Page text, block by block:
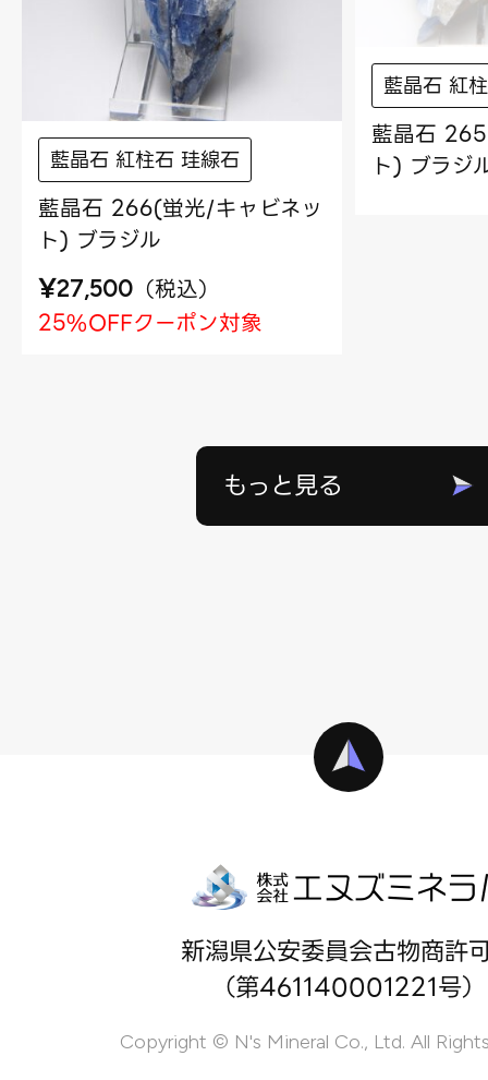
藍晶石 紅柱石 珪線石
藍晶石 266(蛍光/キャビネッ
ト) ブラジル
¥27,500 （税込）
25%OFFクーポン対象
藍晶石 紅
藍晶石
ト) ブラジ
もっと見る
新潟県公安委員会古物商許
（第461140001221号）
Copyright © N's Mineral Co., Ltd. All